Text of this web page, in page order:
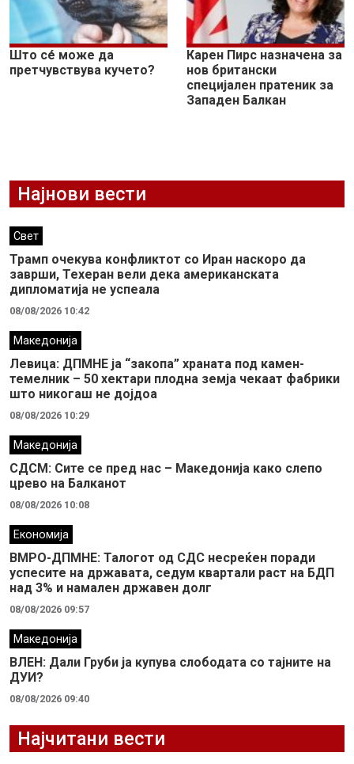
Што сé може да
претчувствува кучето?
Карен Пирс назначена за
нов британски
специјален пратеник за
Западен Балкан
Најнови вести
Свет
Трамп очекува конфликтот со Иран наскоро да
заврши, Техеран вели дека американската
дипломатија не успеала
08/08/2026 10:42
Македонија
Левица: ДПМНЕ ја “закопа” храната под камен-
темелник – 50 хектари плодна земја чекаат фабрики
што никогаш не дојдоа
08/08/2026 10:29
Македонија
СДСМ: Сите се пред нас – Македонија како слепо
црево на Балканот
08/08/2026 10:08
Економија
ВМРО-ДПМНЕ: Талогот од СДС несреќен поради
успесите на државата, седум квартали раст на БДП
над 3% и намален државен долг
08/08/2026 09:57
Македонија
ВЛЕН: Дали Груби ја купува слободата со тајните на
ДУИ?
08/08/2026 09:40
Најчитани вести